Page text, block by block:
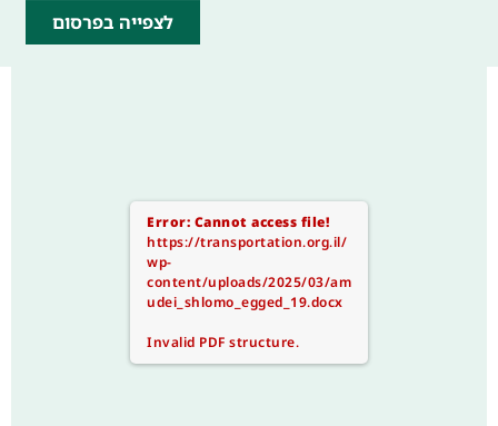
לצפייה בפרסום
Error: Cannot access file!
https://transportation.org.il/
wp-
content/uploads/2025/03/am
udei_shlomo_egged_19.docx
Invalid PDF structure.